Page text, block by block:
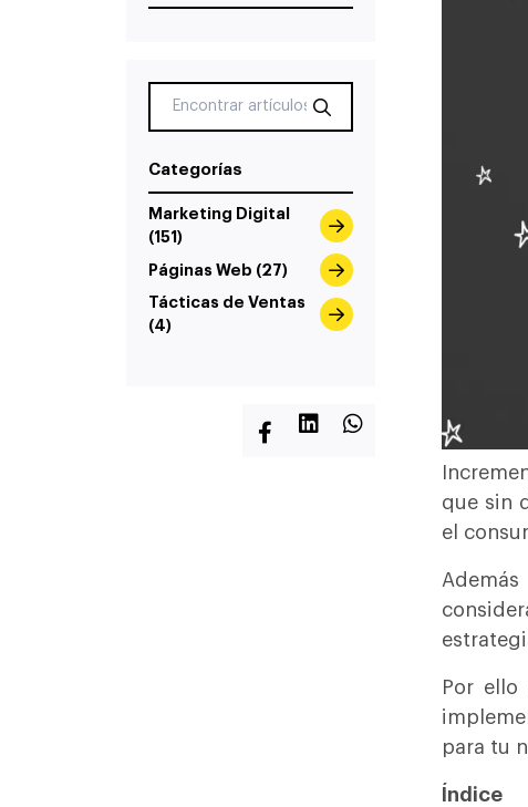
Categorías
Marketing Digital
(151)
Páginas Web (27)
Tácticas de Ventas
(4)
que sin
el
Por
para tu
Índice